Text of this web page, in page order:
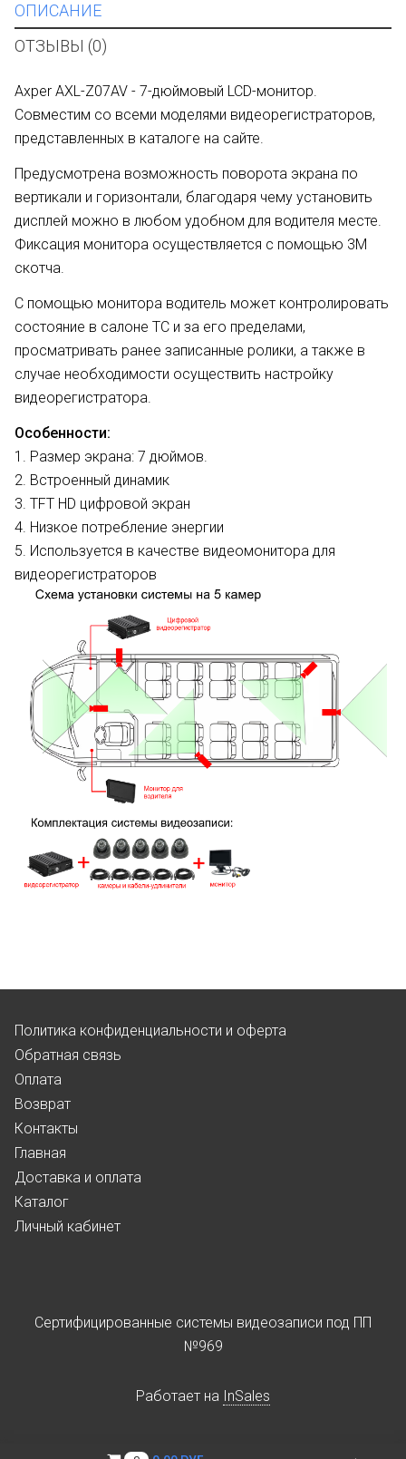
ОПИСАНИЕ
ОТЗЫВЫ (0)
Axper AXL-Z07AV - 7-дюймовый LCD-монитор.
Совместим со всеми моделями видеорегистраторов,
представленных в каталоге на сайте.
Предусмотрена возможность поворота экрана по
вертикали и горизонтали, благодаря чему установить
дисплей можно в любом удобном для водителя месте.
Фиксация монитора осуществляется с помощью 3М
скотча.
С помощью монитора водитель может контролировать
состояние в салоне ТС и за его пределами,
просматривать ранее записанные ролики, а также в
случае необходимости осуществить настройку
видеорегистратора.
Особенности:
1. Размер экрана: 7 дюймов.
2. Встроенный динамик
3. TFT HD цифровой экран
4. Низкое потребление энергии
5. Используется в качестве видеомонитора для
видеорегистраторов
Политика конфиденциальности и оферта
Обратная связь
Оплата
Возврат
Контакты
Главная
Доставка и оплата
Каталог
Личный кабинет
Сертифицированные системы видеозаписи под ПП
№969
Работает на InSales